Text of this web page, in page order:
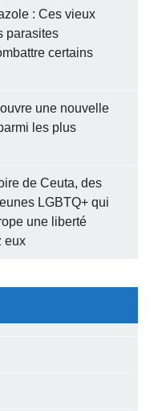
: Ces vieux
parasites
certains
une nouvelle
les plus
de Ceuta, des
LGBTQ+ qui
une liberté
eux